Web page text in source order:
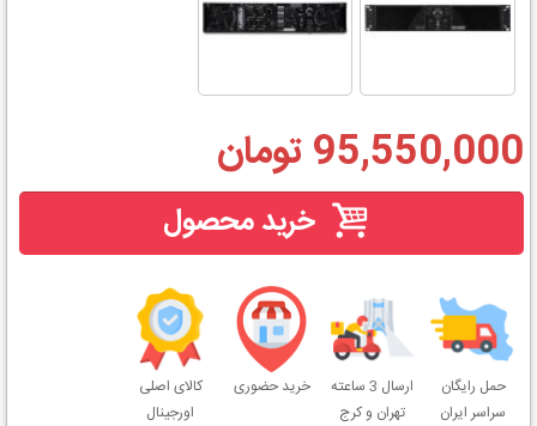
95,550,000 تومان
خرید محصول
حمل رایگان
سراسر ایران
ارسال 3 ساعته
تهران و کرج
خرید حضوری
کالای اصلی
اورجینال